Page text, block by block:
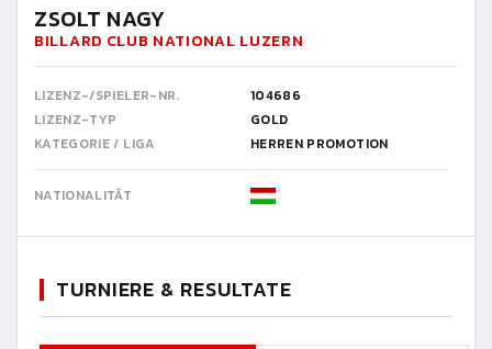
ZSOLT NAGY
BILLARD CLUB NATIONAL LUZERN
LIZENZ-/SPIELER-NR.
104686
LIZENZ-TYP
GOLD
KATEGORIE / LIGA
HERREN PROMOTION
NATIONALITÄT
TURNIERE & RESULTATE